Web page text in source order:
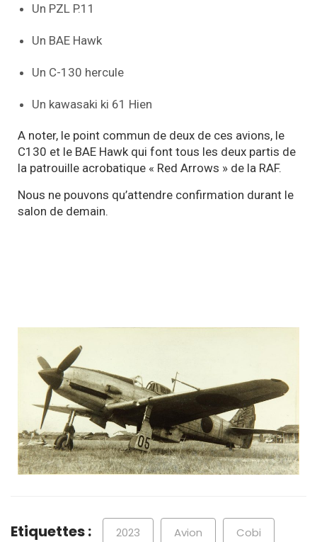
Un PZL P.11
Un BAE Hawk
Un C-130 hercule
Un kawasaki ki 61 Hien
A noter, le point commun de deux de ces avions, le
C130 et le BAE Hawk qui font tous les deux partis de
la patrouille acrobatique « Red Arrows » de la RAF.
Nous ne pouvons qu’attendre confirmation durant le
salon de demain.
Etiquettes : 2023 Avion Cobi